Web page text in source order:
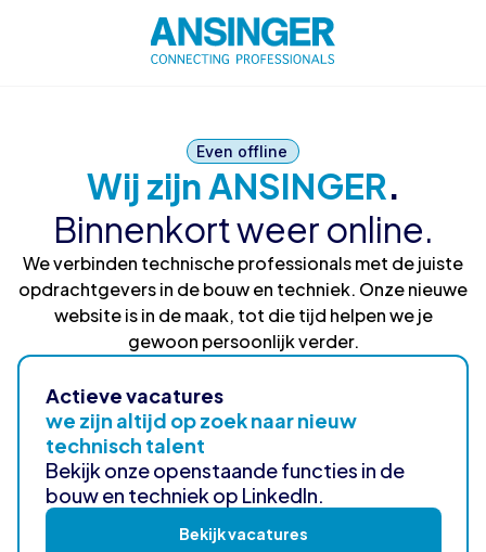
Even offline
Wij zijn ANSINGER.
Binnenkort weer online.
We verbinden technische professionals met de juiste
opdrachtgevers in de bouw en techniek. Onze nieuwe
website is in de maak, tot die tijd helpen we je
gewoon persoonlijk verder.
Actieve vacatures
we zijn altijd op zoek naar nieuw
technisch talent
Bekijk onze openstaande functies in de
bouw en techniek op LinkedIn.
Bekijk vacatures